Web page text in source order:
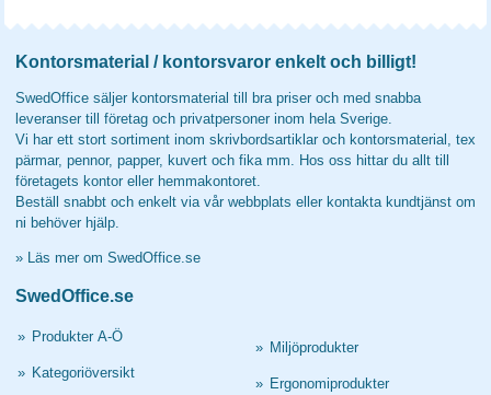
Kontorsmaterial / kontorsvaror enkelt och billigt!
SwedOffice säljer kontorsmaterial till bra priser och med snabba
leveranser till företag och privatpersoner inom hela Sverige.
Vi har ett stort sortiment inom skrivbordsartiklar och kontorsmaterial, tex
pärmar, pennor, papper, kuvert och fika mm. Hos oss hittar du allt till
företagets kontor eller hemmakontoret.
Beställ snabbt och enkelt via vår webbplats eller kontakta kundtjänst om
ni behöver hjälp.
» Läs mer om SwedOffice.se
SwedOffice.se
» Produkter A-Ö
» Kategoriöversikt
» Miljöprodukter
» Ergonomiprodukter